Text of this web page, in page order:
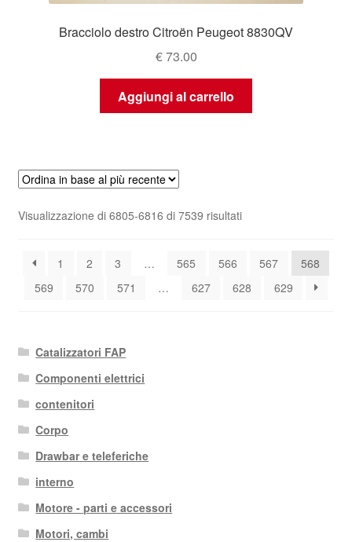
Bracciolo destro Citroën Peugeot 8830QV
€73.00
Aggiungi al carrello
Visualizzazione di 6805-6816 di 7539 risultatiOrdina
più
1 2 3 … 565 566 567
568
569
570 571 … 627 628 629
Catalizzatori FAP
Componenti elettrici
contenitori
Corpo
Drawbar e teleferiche
interno
Motore - parti e accessori
Motori, cambi